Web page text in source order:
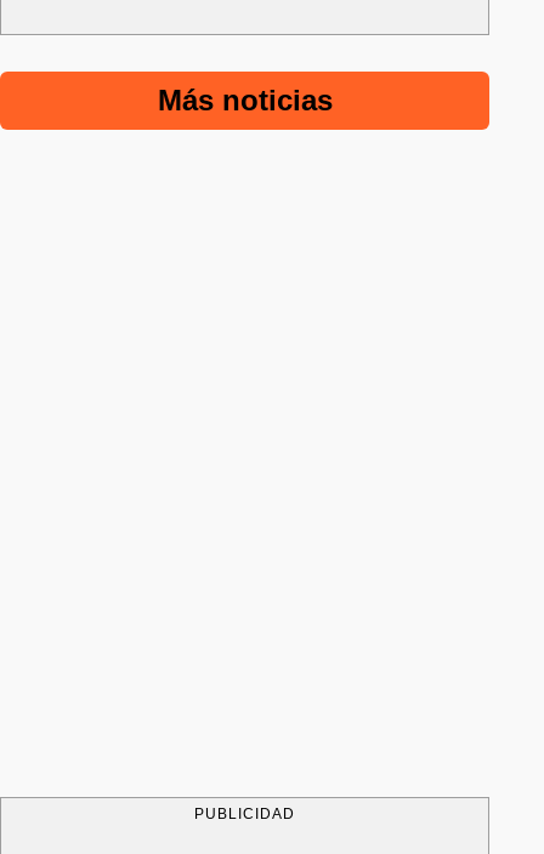
Más noticias
PUBLICIDAD